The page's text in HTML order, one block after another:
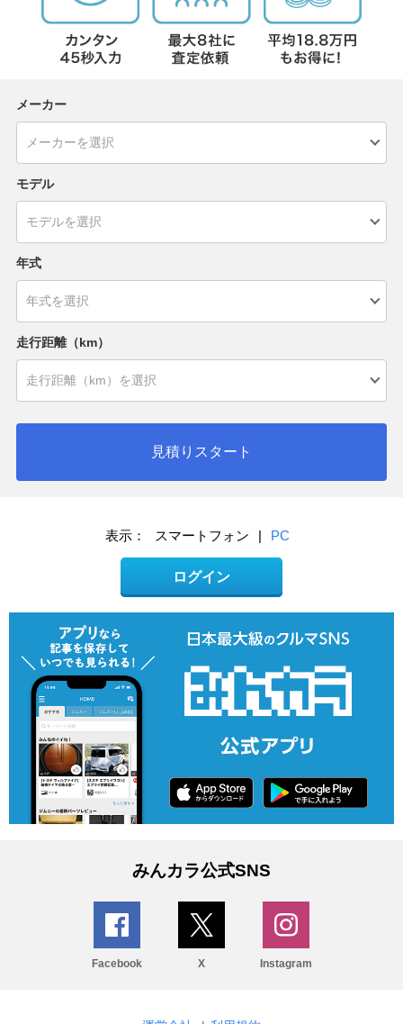
メーカー
モデル
年式
走行距離（km）
見積りスタート
表示： スマートフォン | PC
ログイン
みんカラ公式SNS
Facebook X Instagram